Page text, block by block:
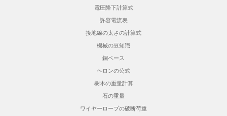
電圧降下計算式
許容電流表
接地線の太さの計算式
機械の豆知識
銅ベース
ヘロンの公式
樹木の重量計算
石の重量
ワイヤーロープの破断荷重